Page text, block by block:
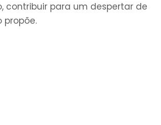
contribuir para um despertar de